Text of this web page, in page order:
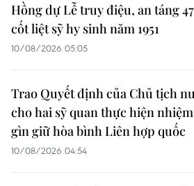
Hồng dự Lễ truy điệu, an táng
cốt liệt sỹ hy sinh năm 1951
10/08/2026 05:05
Trao Quyết định của Chủ tịch
cho hai sỹ quan thực hiện
gìn giữ hòa bình Liên hợp quốc
10/08/2026 04:54